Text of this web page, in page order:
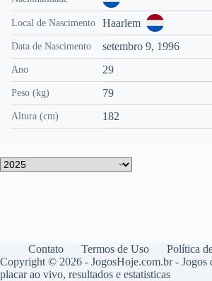
Local de Nascimento Haarlem
Data de Nascimento setembro 9, 1996
Ano 29
Peso (kg) 79
Altura (cm) 182
Contato Termos de Uso
Política
Copyright © 2026 - JogosHoje.com.br - Jogos
placar ao vivo, resultados e estatisticas